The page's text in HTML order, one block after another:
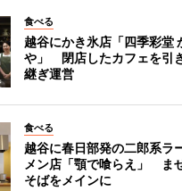
食べる
越谷にかき氷店「四季彩堂
や」 閉店したカフェを引
継ぎ運営
食べる
越谷に春日部発の二郎系ラ
メン店「顎で喰らえ」 ま
そばをメインに